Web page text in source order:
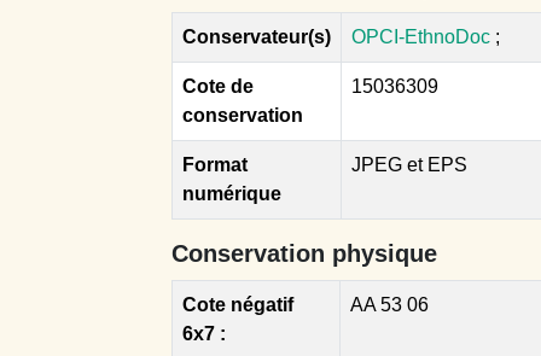
Conservateur(s) OPCI-EthnoDoc ;
Cote de
conservation
15036309
Format
numérique
JPEG et EPS
Conservation physique
Cote négatif
6x7 :
AA 53 06